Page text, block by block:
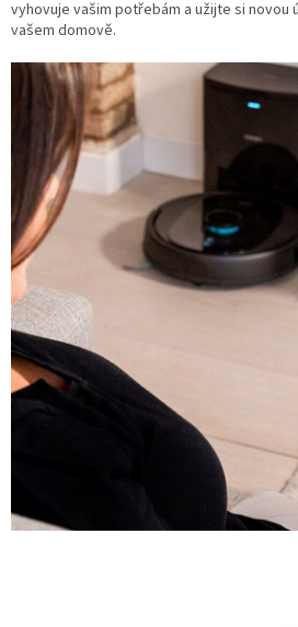
vyhovuje vašim potřebám a užijte si novou
vašem domově.